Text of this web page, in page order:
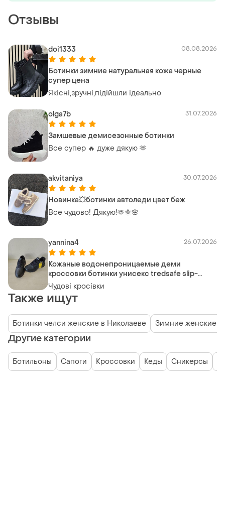
Отзывы
doi1333 08.08.2026
Ботинки зимние натуральная кожа черные
супер цена
Якісні,зручні,підійшли ідеально
olga7b 31.07.2026
Замшевые демисезонные ботинки
Все супер 🔥 дуже дякую 🫶
akvitaniya 30.07.2026
Новинка💥ботинки автоледи цвет беж
Все чудово! Дякую!🫶🌞🌸
yannina4 26.07.2026
Кожаные водонепроницаемые деми
кроссовки ботинки унисекс tredsafe slip-
resistant mntr43gx003
Чудові кросівки
Также ищут
Ботинки челси женские в Николаеве Зимние женские
Другие категории
Ботильоны Сапоги Кроссовки Кеды Сникерсы